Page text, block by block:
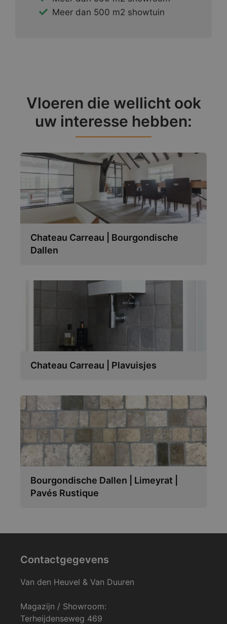
Meer dan 500 m2 showtuin
Vloeren die wellicht ook
uw interesse hebben:
Chateau Carreau | Bourgondische
Dallen
Chateau Carreau | Plavuisjes
Bourgondische Dallen | Limeyrat |
Pavés Rustique
Contactgegevens
Van den Heuvel & Van Duuren
Magazijn / Showroom:
Terheijdenseweg 469